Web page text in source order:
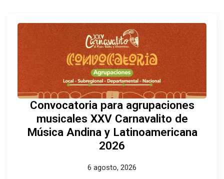
Convocatoria para agrupaciones
musicales XXV Carnavalito de
Música Andina y Latinoamericana
2026
6 agosto, 2026